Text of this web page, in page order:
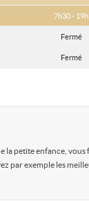
7h30 - 19h
Fermé
Fermé
la petite enfance, vous
par exemple les